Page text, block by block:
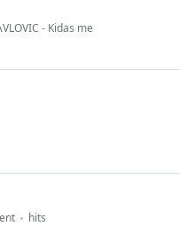
- Kidas me
hits